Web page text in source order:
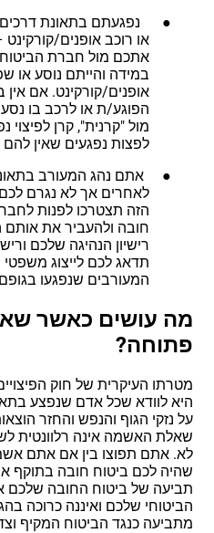
● נפגעתם בתאונת דרכים
או רוכב אופנים/קורקינט
אתכם מול חברת
במידה והייתם נוסע או
אופנים/קורקינט. אם
הפוגע/ת או לרכב בו
מול "קרנית", קרן לפיצוי
לפצות נפגעים שאין
● אתם נהג המעורב
לאחרים אך לא נגרם
הזה תצטרכו לפנות
חובה ולהעביר את
רישיון הנהיגה שלכם
תדאג לכם לייצוג
המעורבים שנפגעו
מה עושים כאשר
פתוחה?
מטרתו העיקרית של חוק
היא לוודא שכל אדם שנפצע
על נזקי הגוף והנפש והחזר
שאלת האשמה אינה רלוונטית
לא. אתם תפוצו בין אם אתם
שהיה לכם ביטוח חובה בתוקף
תביעה של ביטוח החובה שלכם
הביטוחי שלכם ואיננה כרוכה
מתביעה כנגד הביטוח המקיף